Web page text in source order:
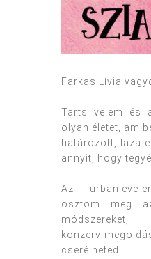
Farkas Lívia
Tarts velem és
olyan életet,
határozott, laza
annyit, hogy
Az urban:eve-
osztom meg
konzerv-
cserélheted.